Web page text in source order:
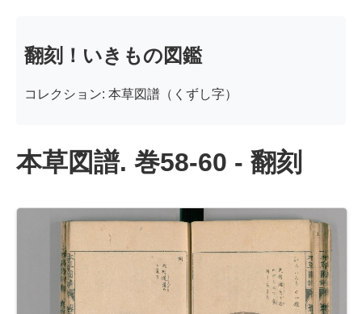
翻刻！いきもの図鑑
コレクション: 本草図譜（くずし字）
本草図譜. 巻58-60 - 翻刻